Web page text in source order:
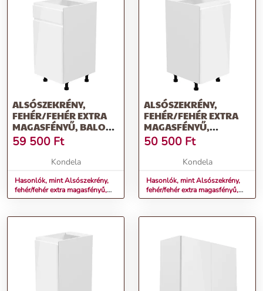
ALSÓSZEKRÉNY,
FEHÉR/FEHÉR EXTRA
MAGASFÉNYŰ, BALOS,
AURORA D40S1
59 500 Ft
Kondela
Hasonlók, mint Alsószekrény,
fehér/fehér extra magasfényű,
balos, AURORA D40S1
ALSÓSZEKRÉNY,
FEHÉR/FEHÉR EXTRA
MAGASFÉNYŰ,
JOBBOS, AURORA D40
50 500 Ft
Kondela
Hasonlók, mint Alsószekrény,
fehér/fehér extra magasfényű,
jobbos, AURORA D40